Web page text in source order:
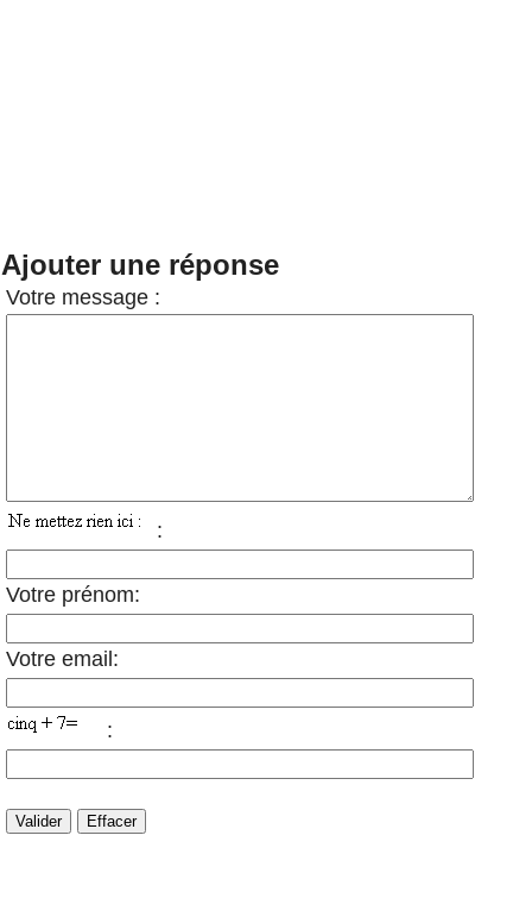
Ajouter une réponse
Votre message :
:
Votre prénom:
Votre email:
: